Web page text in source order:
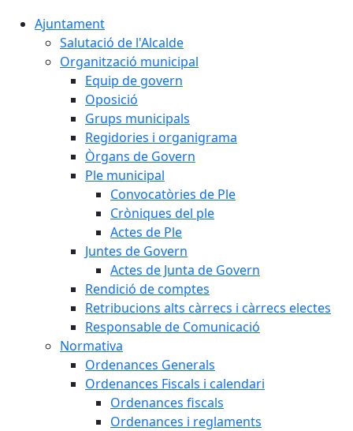
Ajuntament
Salutació de l'Alcalde
Organització municipal
Equip de govern
Oposició
Grups municipals
Regidories i organigrama
Òrgans de Govern
Ple municipal
Convocatòries de Ple
Cròniques del ple
Actes de Ple
Juntes de Govern
Actes de Junta de Govern
Rendició de comptes
Retribucions alts càrrecs i càrrecs electes
Responsable de Comunicació
Normativa
Ordenances Generals
Ordenances Fiscals i calendari
Ordenances fiscals
Ordenances i reglaments